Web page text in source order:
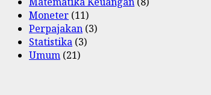
Moneter (11)
Perpajakan (3)
Statistika (3)
Umum (21)